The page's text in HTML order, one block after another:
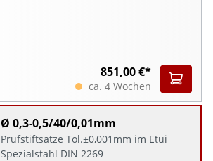
851,00 €*
ca. 4 Wochen
Ø 0,3-0,5/40/0,01mm
Prüfstiftsätze Tol.±0,001mm im Etui
Spezialstahl DIN 2269